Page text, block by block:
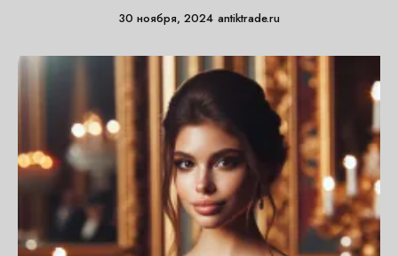
30 ноября, 2024 antiktrade.ru